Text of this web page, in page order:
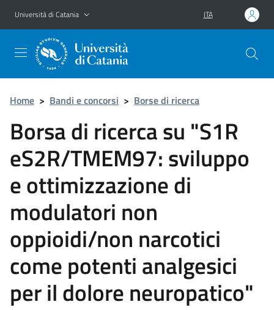
Vai al contenuto principale
Vai al menu di navigazione
Università di Catania ITA
Home > Bandi e concorsi > Borse di ricerca
Borsa di ricerca su "S1R
eS2R/TMEM97: sviluppo
e ottimizzazione di
modulatori non
oppioidi/non narcotici
come potenti analgesici
per il dolore neuropatico"